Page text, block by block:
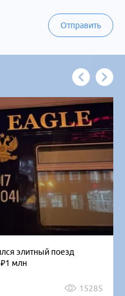
Отправить
элитный поезд
млн
15285